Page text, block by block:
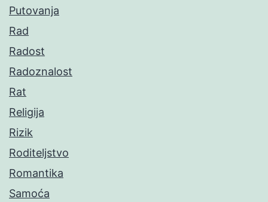
Putovanja
Rad
Radost
Radoznalost
Rat
Religija
Rizik
Roditeljstvo
Romantika
Samoća